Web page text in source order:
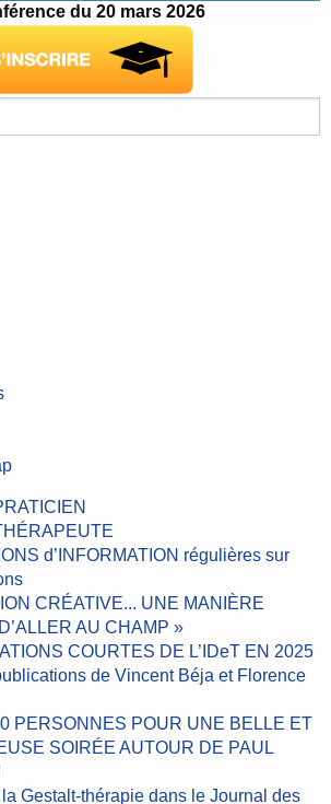
du 20 mars 2026
d’INFORMATION régulières sur
CRÉATIVE... UNE MANIÈRE
AU CHAMP »
COURTES DE L’IDeT EN 2025
de Vincent Béja et Florence
PERSONNES POUR UNE BELLE ET
SOIRÉE AUTOUR DE PAUL
Gestalt-thérapie dans le Journal des